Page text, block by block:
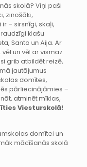
skolā? Viņi paši
zinošāki,
– sirsnīgi, skaļi,
klašu
Santa un Aija. Ar
un vēl ar vismaz
grib atbildēt reizē,
jautājumus
domītes,
pārliecinājāmies –
atminēt mīklas,
Viesturskolā!
domītei un
mācīšanās skolā